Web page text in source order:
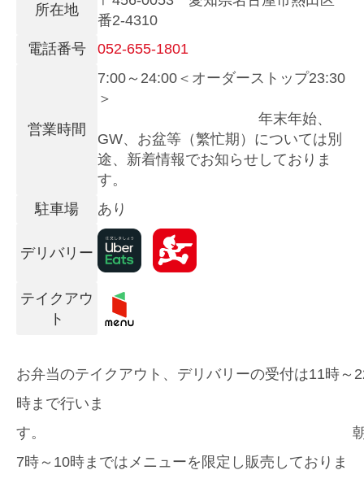
所在地
番2-4310
電話番号
052-655-1801
営業時間
7:00～24:00＜オーダーストップ23:30
＞
年末年始、
GW、お盆等（繁忙期）については別
途、新着情報でお知らせしておりま
す。
駐車場
あり
デリバリー
テイクアウ
ト
お弁当のテイクアウト、デリバリーの受付は11時～
時まで行いま
す。
7時～10時まではメニューを限定し販売しておりま